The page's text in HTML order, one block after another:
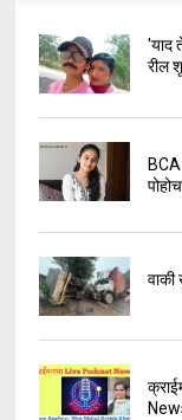
'याद
रील
BCA
वाकी